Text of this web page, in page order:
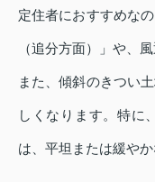
定住者におすすめな
（追分方面）」や、
また、傾斜のきつい
しくなります。特に
は、平坦または緩や